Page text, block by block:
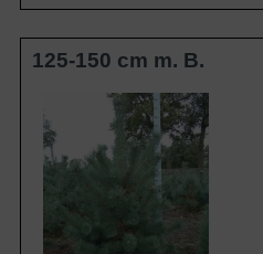
125-150 cm m. B.